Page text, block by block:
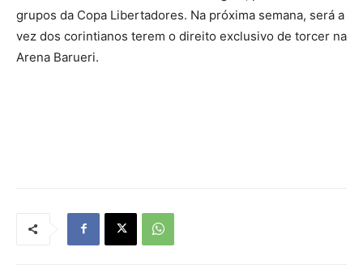
grupos da Copa Libertadores. Na próxima semana, será a
vez dos corintianos terem o direito exclusivo de torcer na
Arena Barueri.